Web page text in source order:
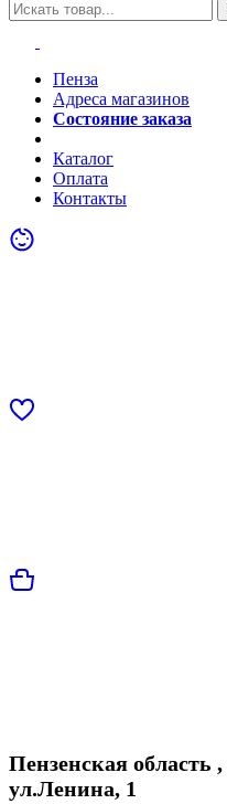
Пенза
Адреса магазинов
Состояние заказа
Каталог
Оплата
Контакты
Пензенская область ,
ул.Ленина, 1